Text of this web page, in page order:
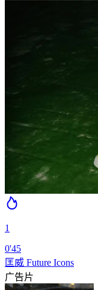
1
0'45
匡威 Future Icons
广告片